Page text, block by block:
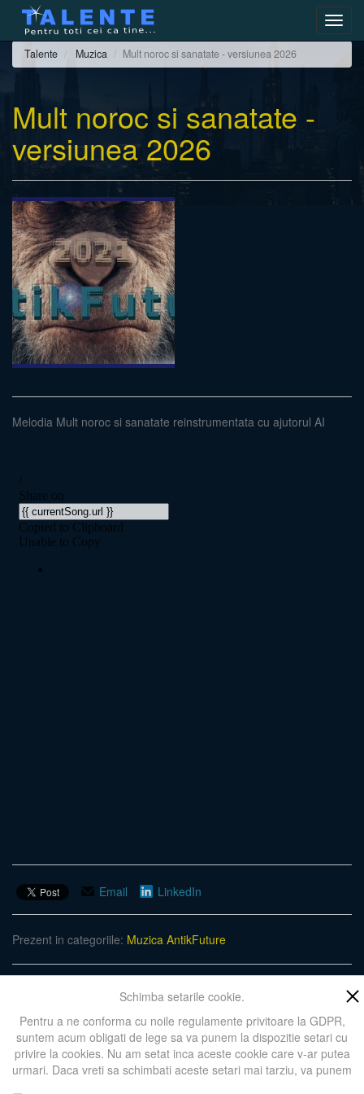
Talente Muzica Mult noroc si sanatate - versiunea 2026
Mult noroc si sanatate -
versiunea 2026
Melodia Mult noroc si sanatate reinstrumentata cu ajutorul AI
Email LinkedIn
Prezent in categoriile: Muzica AntikFuture
Adauga in cos
Înapoi la intrari
Schimba setarile cookie.
Pentru a ne conforma cu noile regulamente privitoare la GDPR,
suntem acum obligati de lege sa va punem la dispozitie setari cu
privire la cookies. Nu am setat inca aceste cookie care v-ar putea
urmari. Daca vreti sa schimbati aceste setari mai tarziu, va punem